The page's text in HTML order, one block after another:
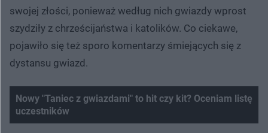
swojej złości, ponieważ według nich gwiazdy wprost
szydziły z chrześcijaństwa i katolików. Co ciekawe,
pojawiło się też sporo komentarzy śmiejących się z
dystansu gwiazd.
Nowy "Taniec z gwiazdami" to hit czy kit? Oceniam listę
uczestników